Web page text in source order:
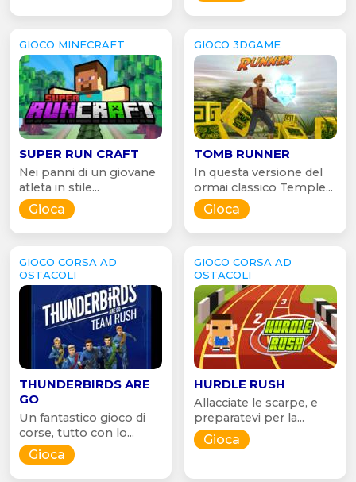
GIOCO MINECRAFT
SUPER RUN CRAFT
Nei panni di un giovane
atleta in stile...
Gioca
GIOCO 3DGAME
TOMB RUNNER
In questa versione del
ormai classico Temple...
Gioca
GIOCO CORSA AD
OSTACOLI
THUNDERBIRDS ARE
GO
Un fantastico gioco di
corse, tutto con lo...
Gioca
GIOCO CORSA AD
OSTACOLI
HURDLE RUSH
Allacciate le scarpe, e
preparatevi per la...
Gioca